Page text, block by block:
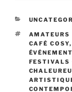
AMATEURS
CAFÉ COSY,
FESTIVALS